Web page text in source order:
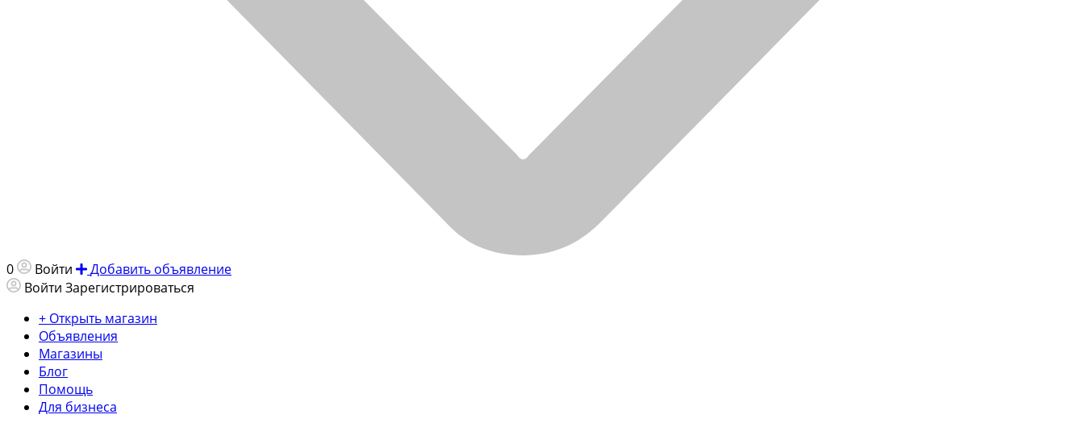
0 Войти
Добавить объявление
Войти Зарегистрироваться
+ Открыть магазин
Объявления
Магазины
Блог
Помощь
Для бизнеса